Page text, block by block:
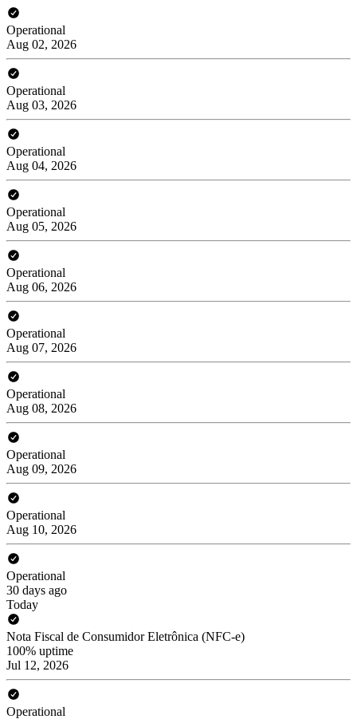
Operational
Aug 02, 2026
Operational
Aug 03, 2026
Operational
Aug 04, 2026
Operational
Aug 05, 2026
Operational
Aug 06, 2026
Operational
Aug 07, 2026
Operational
Aug 08, 2026
Operational
Aug 09, 2026
Operational
Aug 10, 2026
Operational
30 days ago
Today
Nota Fiscal de Consumidor Eletrônica (NFC-e)
100% uptime
Jul 12, 2026
Operational